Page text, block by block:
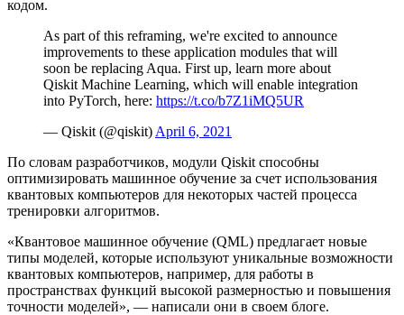
кодом.
As part of this reframing, we're excited to announce
improvements to these application modules that will
soon be replacing Aqua. First up, learn more about
Qiskit Machine Learning, which will enable integration
into PyTorch, here: https://t.co/b7Z1iMQ5UR
— Qiskit (@qiskit) April 6, 2021
По словам разработчиков, модули Qiskit способны
оптимизировать машинное обучение за счет использования
квантовых компьютеров для некоторых частей процесса
тренировки алгоритмов.
«Квантовое машинное обучение (QML) предлагает новые
типы моделей, которые используют уникальные возможности
квантовых компьютеров, например, для работы в
пространствах функций высокой размерностью и повышения
точности моделей», — написали они в своем блоге.